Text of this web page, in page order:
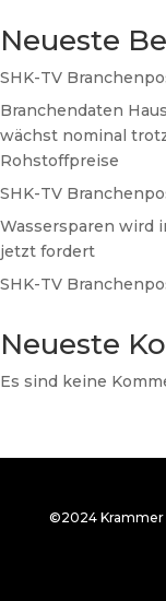
Neueste
SHK-TV
Branchendaten
wächst nominal
Rohstoffpreise
SHK-TV
Wassersparen wird
jetzt fordert
SHK-TV
Neueste
Es sind keine
©2024